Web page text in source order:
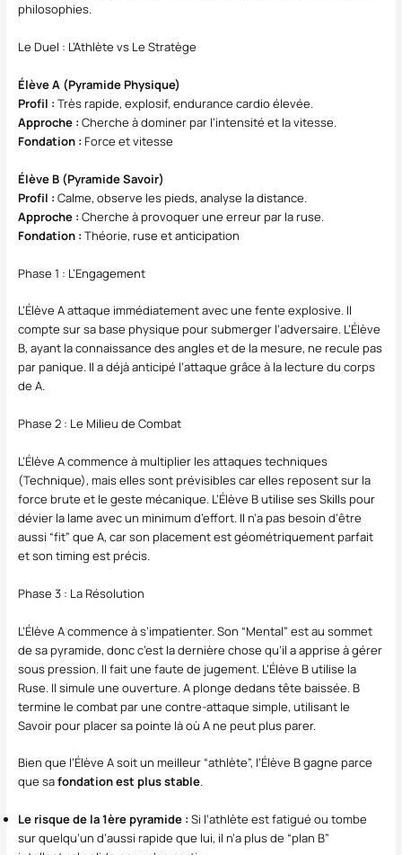
philosophies.
Le Duel : L’Athlète vs Le Stratège
Élève A (Pyramide Physique)
Profil :Très rapide, explosif, endurance cardio élevée.
Approche :Cherche à dominer par l’intensité et la vitesse.
Fondation : Force et vitesse
Élève B (Pyramide Savoir)
Profil :Calme, observe les pieds, analyse la distance.
Approche :Cherche à provoquer une erreur par la ruse.
Fondation :Théorie, ruse et anticipation
Phase 1 : L’Engagement
L’Élève A attaque immédiatement avec une fente explosive. Il
compte sur sa base physique pour submerger l’adversaire. L’Élève
B, ayant la connaissance des angles et de la mesure, ne recule pas
par panique. Il a déjà anticipé l’attaque grâce à la lecture du corps
de A.
Phase 2 : Le Milieu de Combat
L’Élève A commence à multiplier les attaques techniques
(Technique), mais elles sont prévisibles car elles reposent sur la
force brute et le geste mécanique. L’Élève B utilise ses Skills pour
dévier la lame avec un minimum d’effort. Il n’a pas besoin d’être
aussi “fit” que A, car son placement est géométriquement parfait
et son timing est précis.
Phase 3 : La Résolution
L’Élève A commence à s’impatienter. Son “Mental” est au sommet
de sa pyramide, donc c’est la dernière chose qu’il a apprise à gérer
sous pression. Il fait une faute de jugement. L’Élève B utilise la
Ruse. Il simule une ouverture. A plonge dedans tête baissée. B
termine le combat par une contre-attaque simple, utilisant le
Savoir pour placer sa pointe là où A ne peut plus parer.
Bien que l’Élève A soit un meilleur “athlète”, l’Élève B gagne parce
que safondation est plus stable.
Le risque de la 1ère pyramide : Si l’athlète est fatigué ou tombe
sur quelqu’un d’aussi rapide que lui, il n’a plus de “plan B”